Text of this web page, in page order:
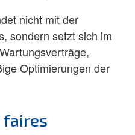
nicht mit der
sondern setzt sich im
Optimierungen der
faires